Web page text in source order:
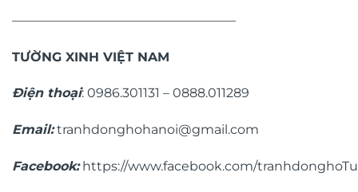
—————————————————–
TƯỜNG XINH VIỆT NAM
Điện thoại: 0986.301131 – 0888.011289
Email:tranhdonghohanoi@gmail.com
Facebook: https://www.facebook.com/